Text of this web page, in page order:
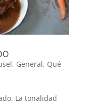
, General, Qué
La tonalidad